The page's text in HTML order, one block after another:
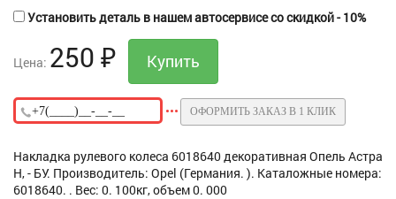
Установить деталь в нашем автосервисе со скидкой - 10%
Цена: 250 ₽
ОФОРМИТЬ ЗАКАЗ В 1 КЛИК
Накладка рулевого колеса 6018640 декоративная Опель Астра
H, - БУ. Производитель: Opel (Германия. ). Каталожные номера:
6018640. . Вес: 0. 100кг, объем 0. 000